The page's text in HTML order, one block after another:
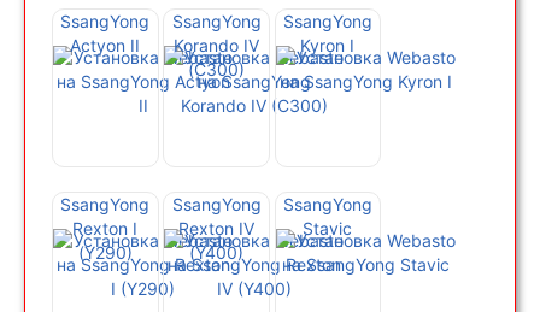
SsangYong
Actyon II
SsangYong
Korando IV
(C300)
SsangYong
Kyron I
SsangYong
Rexton I
(Y290)
SsangYong
Rexton IV
(Y400)
SsangYong
Stavic